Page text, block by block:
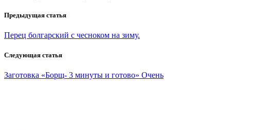
Предыдущая статья
Перец болгарский с чесноком на зиму.
Следующая статья
Заготовка «Борщ- 3 минуты и готово» Очень